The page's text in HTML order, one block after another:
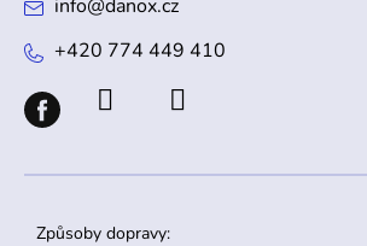
info@danox.cz
+420 774 449 410
Způsoby dopravy: